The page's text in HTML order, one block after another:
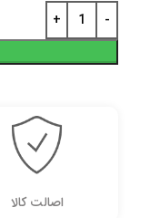
اصالت کالا